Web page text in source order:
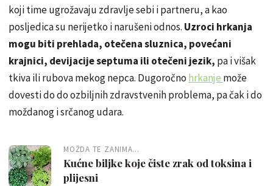
koji time ugrožavaju zdravlje sebi i partneru, a kao
posljedica su nerijetko i narušeni odnos. Uzroci hrkanja
mogu biti prehlada, otečena sluznica, povećani
krajnici, devijacije septuma ili otečeni jezik, pa i višak
tkiva ili rubova mekog nepca. Dugoročno hrkanje može
dovesti do do ozbiljnih zdravstvenih problema, pa čak i do
moždanog i srčanog udara.
MOŽDA TE ZANIMA...
Kućne biljke koje čiste zrak od toksina i
plijesni